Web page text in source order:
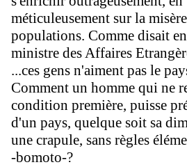
méticuleusement sur la
populations. Comme disait
ministre des Affaires
...ces gens n'aiment pas le
Comment un homme qui ne
condition première, puisse
d'un pays, quelque soit sa
une crapule, sans règles
-bomoto-?